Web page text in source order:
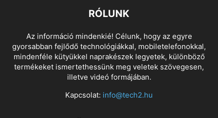
RÓLUNK
Az információ mindenkié! Célunk, hogy az egyre
gyorsabban fejlődő technológiákkal, mobiletelefonokkal,
mindenféle kütyükkel naprakészek legyetek, különböző
termékeket ismertethessünk meg veletek szövegesen,
illetve videó formájában.
Kapcsolat: info@tech2.hu